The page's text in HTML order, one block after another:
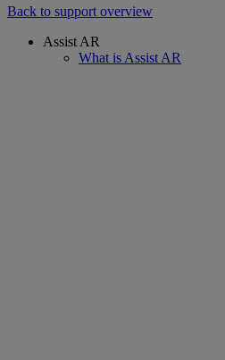
Back to support overview
Assist AR
What is Assist AR